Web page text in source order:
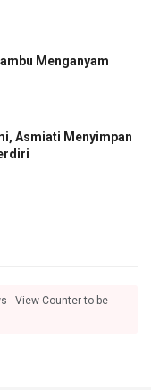
Menganyam
Asmiati Menyimpan
- View Counter to be